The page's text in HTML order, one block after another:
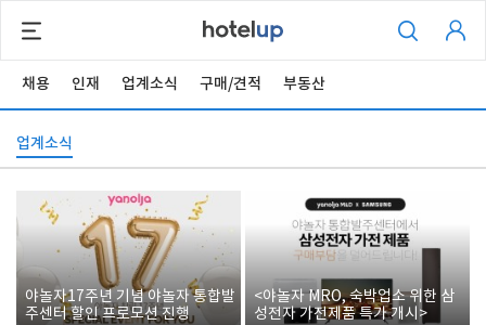
채용 인재 업계소식 구매/견적 부동산
업계소식
야놀자17주년 기념 야놀자 통합발
주센터 할인 프로모션 진행
<야놀자 MRO, 숙박업소 위한 삼
성전자 가전제품 특가 개시>